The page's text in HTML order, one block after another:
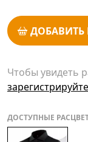
ДОБАВИТЬ
Чтобы увидеть
ДОСТУПНЫЕ